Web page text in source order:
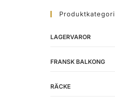
Produktkategori
LAGERVAROR
FRANSK BALKONG
RÄCKE